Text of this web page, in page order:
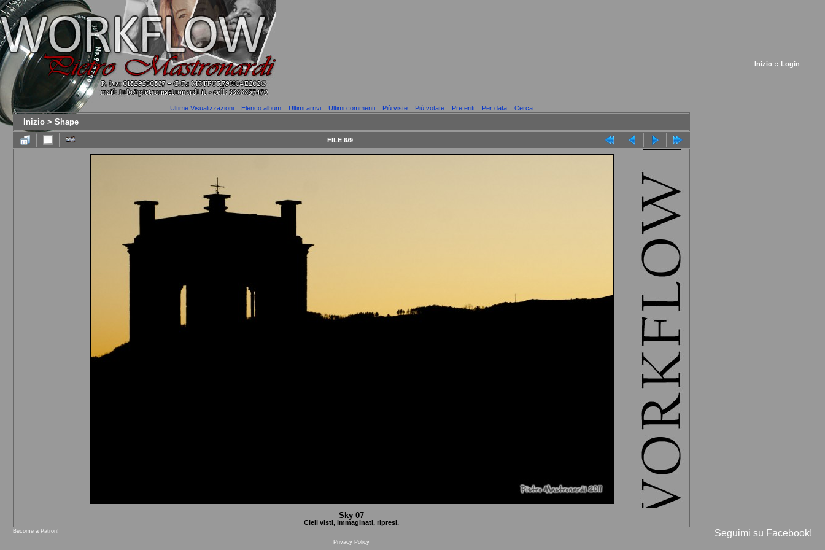
Inizio :: Login
Ultime Visualizzazioni :: Elenco album :: Ultimi arrivi :: Ultimi commenti :: Più viste :: Più votate :: Preferiti :: Per data :: Cerca
Inizio > Shape
FILE 6/9
Sky 07
Cieli visti, immaginati, ripresi.
Become a Patron! Seguimi su Facebook!
Privacy Policy